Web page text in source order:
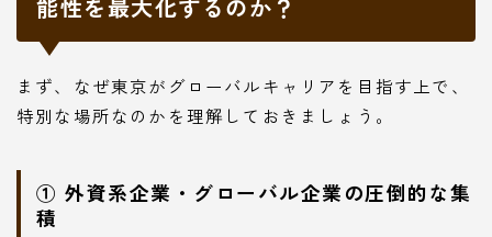
能性を最大化するのか？
まず、なぜ東京がグローバルキャリアを目指す上で、
特別な場所なのかを理解しておきましょう。
① 外資系企業・グローバル企業の圧倒的な集
積